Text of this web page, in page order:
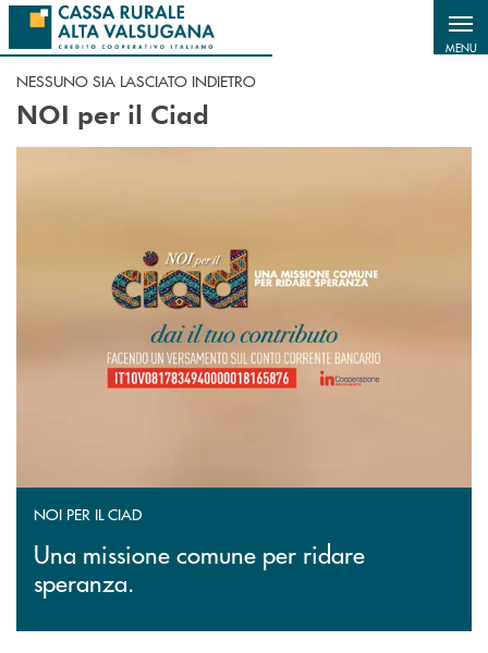
Salta al contenuto principale
MENU
NESSUNO SIA LASCIATO INDIETRO
NOI per il Ciad
NOI PER IL CIAD
Una missione comune per ridare
speranza.